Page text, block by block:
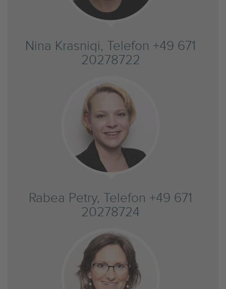
Nina Krasniqi, Telefon +49 671
20278722
Rabea Petry, Telefon +49 671
20278724